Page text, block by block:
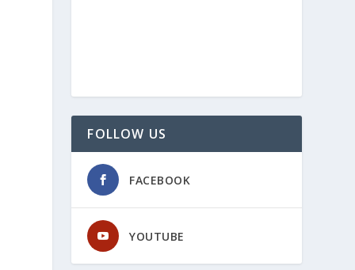
FOLLOW US
FACEBOOK
YOUTUBE